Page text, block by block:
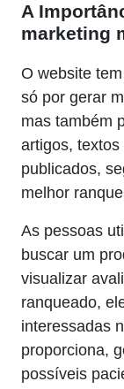
A
marketing
O website
só por gerar
mas também
artigos,
publicados,
melhor
As pessoas
buscar um
visualizar
ranqueado,
interessadas
proporciona,
possíveis